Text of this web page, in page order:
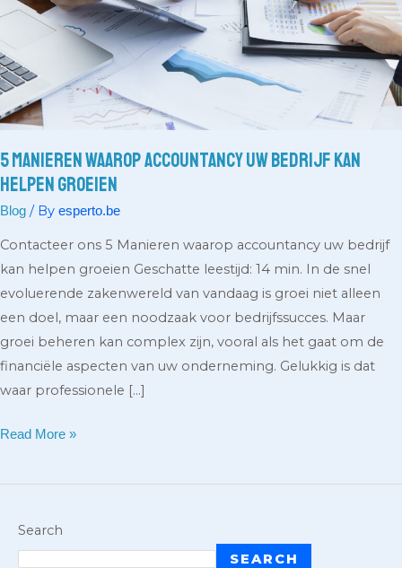
5 Manieren Waarop Accountancy Uw Bedrijf Kan
Helpen Groeien
Blog / By esperto.be
Contacteer ons 5 Manieren waarop accountancy uw bedrijf
kan helpen groeien Geschatte leestijd: 14 min. In de snel
evoluerende zakenwereld van vandaag is groei niet alleen
een doel, maar een noodzaak voor bedrijfssucces. Maar
groei beheren kan complex zijn, vooral als het gaat om de
financiële aspecten van uw onderneming. Gelukkig is dat
waar professionele […]
Kan
Groeien
Read More »
Search
SEARCH